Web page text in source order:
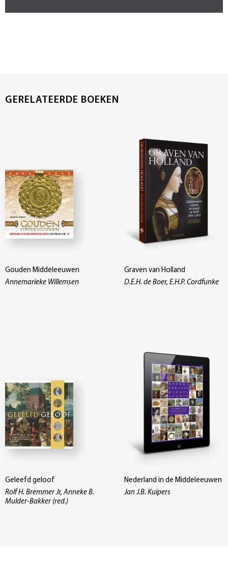
GERELATEERDE BOEKEN
Gouden Middeleeuwen
Annemarieke Willemsen
Graven van Holland
D.E.H. de Boer, E.H.P. Cordfunke
Geleefd geloof
Rolf H. Bremmer Jr, Anneke B.
Mulder-Bakker (red.)
Nederland in de Middeleeuwen
Jan J.B. Kuipers